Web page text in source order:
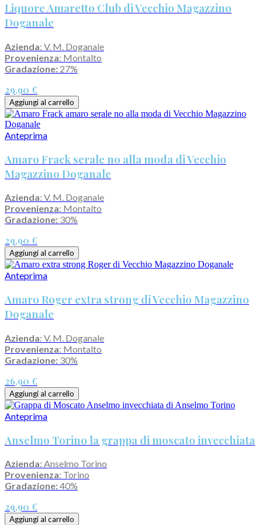
Liquore Amaretto Club di Vecchio Magazzino
Doganale
Azienda: V. M. Doganale
Provenienza: Montalto
Gradazione: 27%
29,90 €
Aggiungi al carrello
Anteprima
Amaro Frack serale no alla moda di Vecchio
Magazzino Doganale
Azienda: V. M. Doganale
Provenienza: Montalto
Gradazione: 30%
29,90 €
Aggiungi al carrello
Anteprima
Amaro Roger extra strong di Vecchio Magazzino
Doganale
Azienda: V. M. Doganale
Provenienza: Montalto
Gradazione: 30%
26,90 €
Aggiungi al carrello
Anteprima
Anselmo Torino la grappa di moscato invecchiata
Azienda: Anselmo Torino
Provenienza: Torino
Gradazione:40%
29,90 €
Aggiungi al carrello